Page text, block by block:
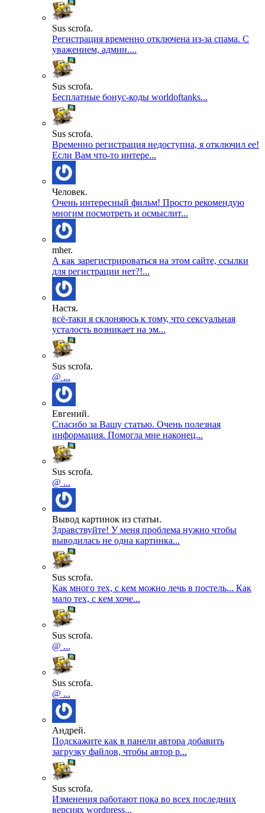
Sus scrofa.
Регистрация временно отключена из-за спама. С
уважением, админ....
Sus scrofa.
Бесплатные бонус-коды worldoftanks...
Sus scrofa.
Временно регистрация недоступна, я отключил ее!
Если Вам что-то интере...
Человек.
Очень интересный фильм! Просто рекомендую
многим посмотреть и осмыслит...
mher.
А как зарегистрироваться на этом сайте, ссылки
для регистрации нет?!...
Настя.
всё-таки я склоняюсь к тому, что сексуальная
усталость возникает на эм...
Sus scrofa.
@ ...
Евгений.
Спасибо за Вашу статью. Очень полезная
информация. Помогла мне наконец...
Sus scrofa.
@ ...
Вывод картинок из статьи.
Здравствуйте! У меня проблема нужно чтобы
выводилась не одна картинка...
Sus scrofa.
Как много тех, с кем можно лечь в постель... Как
мало тех, с кем хоче...
Sus scrofa.
@ ...
Sus scrofa.
@ ...
Андрей.
Подскажите как в панели автора добавить
загрузку файлов, чтобы автор р...
Sus scrofa.
Изменения работают пока во всех последних
версиях wordpress...